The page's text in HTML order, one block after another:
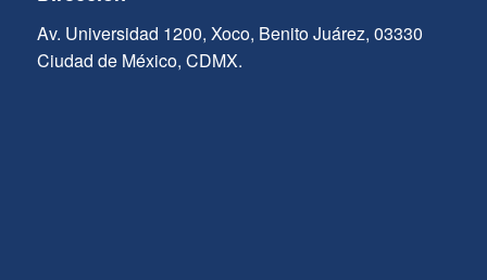
Av. Universidad 1200, Xoco, Benito Juárez, 03330
Ciudad de México, CDMX.